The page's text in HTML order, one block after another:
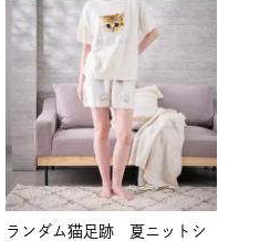
ランダム猫足跡 夏ニットシ